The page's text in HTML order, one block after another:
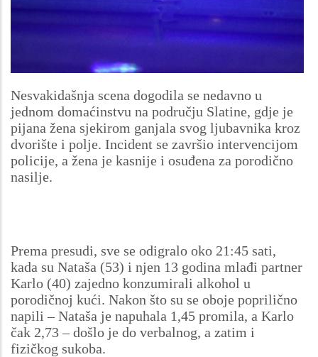
Nesvakidašnja scena dogodila se nedavno u
jednom domaćinstvu na području Slatine, gdje je
pijana žena sjekirom ganjala svog ljubavnika kroz
dvorište i polje. Incident se završio intervencijom
policije, a žena je kasnije i osuđena za porodično
nasilje.
Prema presudi, sve se odigralo oko 21:45 sati,
kada su Nataša (53) i njen 13 godina mlađi partner
Karlo (40) zajedno konzumirali alkohol u
porodičnoj kući. Nakon što su se oboje poprilično
napili – Nataša je napuhala 1,45 promila, a Karlo
čak 2,73 – došlo je do verbalnog, a zatim i
fizičkog sukoba.